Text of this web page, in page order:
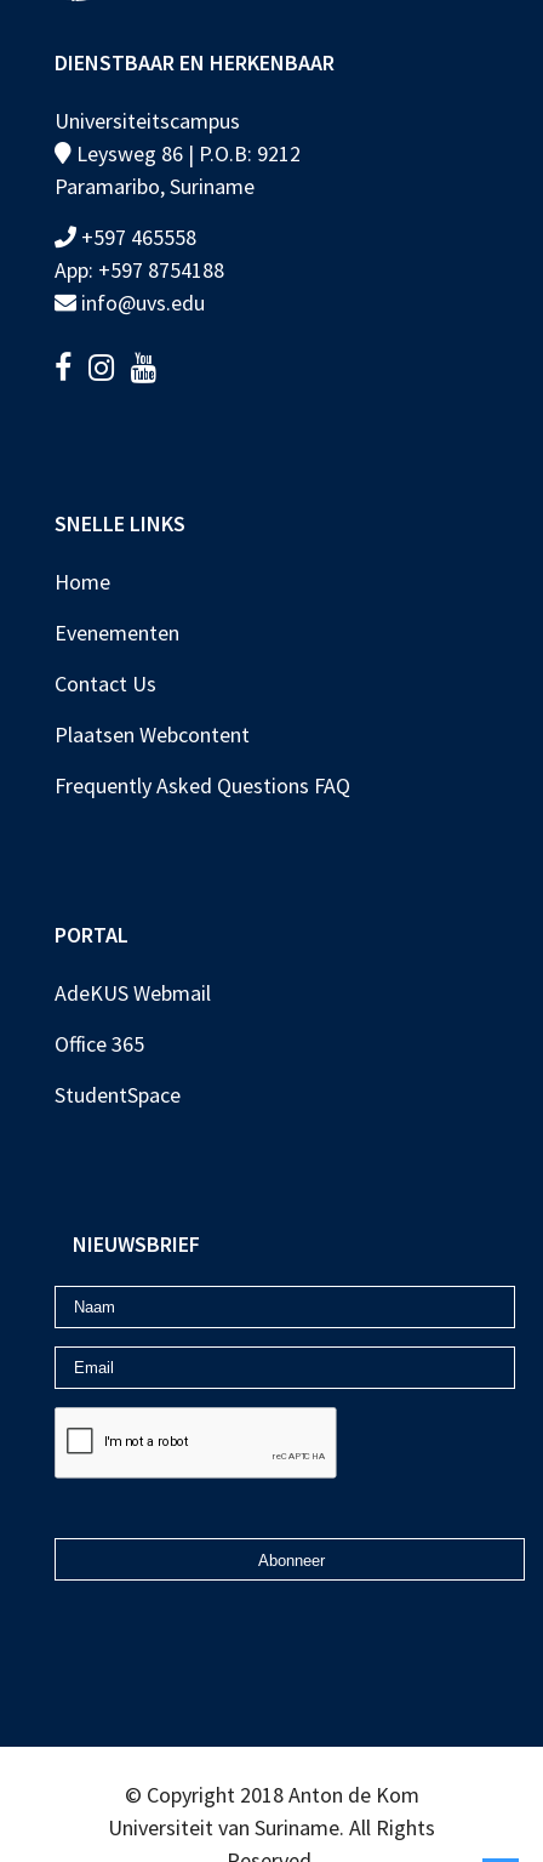
DIENSTBAAR EN HERKENBAAR
Universiteitscampus
Leysweg 86 | P.O.B: 9212
Paramaribo, Suriname
+597 465558
App: +597 8754188
info@uvs.edu
SNELLE LINKS
Home
Evenementen
Contact Us
Plaatsen Webcontent
Frequently Asked Questions FAQ
PORTAL
AdeKUS Webmail
Office 365
StudentSpace
NIEUWSBRIEF
© Copyright 2018 Anton de Kom
Universiteit van Suriname. All Rights